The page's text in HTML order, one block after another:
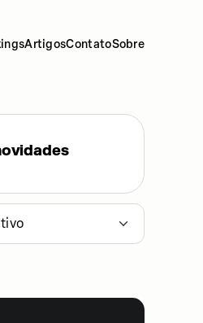
ArtigosContatoSobre